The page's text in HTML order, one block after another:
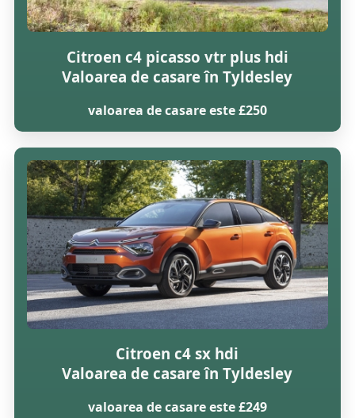
Citroen c4 picasso vtr plus hdi
Valoarea de casare în Tyldesley
valoarea de casare este £250
Citroen c4 sx hdi
Valoarea de casare în Tyldesley
valoarea de casare este £249